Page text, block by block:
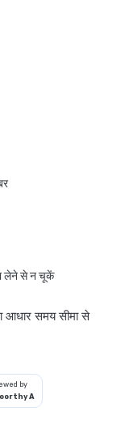
लेने से न चूकें
आधार समय सीमा से
by
A